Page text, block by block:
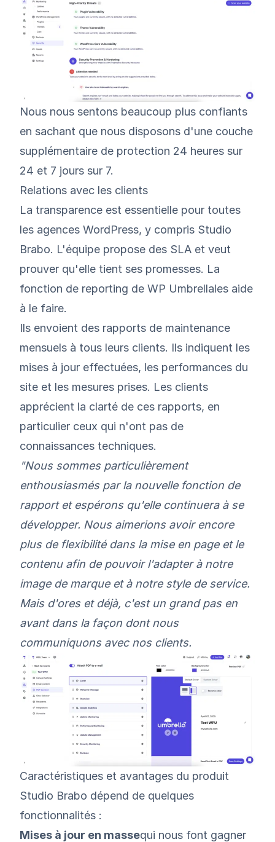
Nous nous sentons beaucoup plus confiants
en sachant que nous disposons d'une couche
supplémentaire de protection 24 heures sur
24 et 7 jours sur 7.
Relations avec les clients
La transparence est essentielle pour toutes
les agences WordPress, y compris Studio
Brabo. L'équipe propose des SLA et veut
prouver qu'elle tient ses promesses. La
fonction de reporting de WP Umbrellales aide
à le faire.
Ils envoient des rapports de maintenance
mensuels à tous leurs clients. Ils indiquent les
mises à jour effectuées, les performances du
site et les mesures prises. Les clients
apprécient la clarté de ces rapports, en
particulier ceux qui n'ont pas de
connaissances techniques.
"Nous sommes particulièrement
enthousiasmés par la nouvelle fonction de
rapportet espérons qu'elle continuera à se
développer. Nous aimerions avoir encore
plus de flexibilité dans la mise en page et le
contenu afin de pouvoir l'adapter à notre
image de marque et à notre style de service.
Mais d'ores et déjà, c'est un grand pas en
avant dans la façon dont nous
communiquons avec nos clients.
Caractéristiques et avantages du produit
Studio Brabo dépend de quelques
fonctionnalités :
Mises à jour en massequi nous font gagner